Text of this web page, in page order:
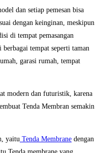
dan setiap pemesan bisa
dengan keinginan, meskipun
di tempat pemasangan
berbagai tempat seperti taman
garasi rumah, tempat
modern dan futuristik, karena
Tenda Membran semakin
yaitu Tenda Membrane dengan